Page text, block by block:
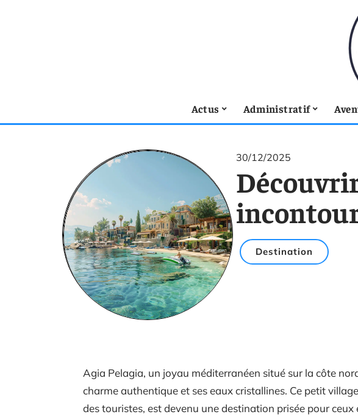
Actus Administratif
30/12/2025
Destination
Agia Pelagia, un joyau méditerranéen situé sur la côte
charme authentique et ses eaux cristallines. Ce petit
des touristes, est devenu une destination prisée pour